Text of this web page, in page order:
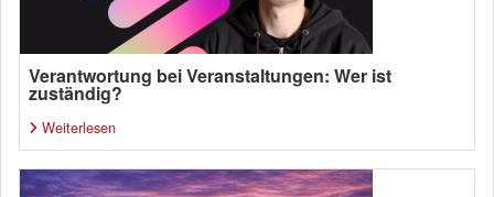
Verantwortung bei Veranstaltungen: Wer ist
zuständig?
Weiterlesen